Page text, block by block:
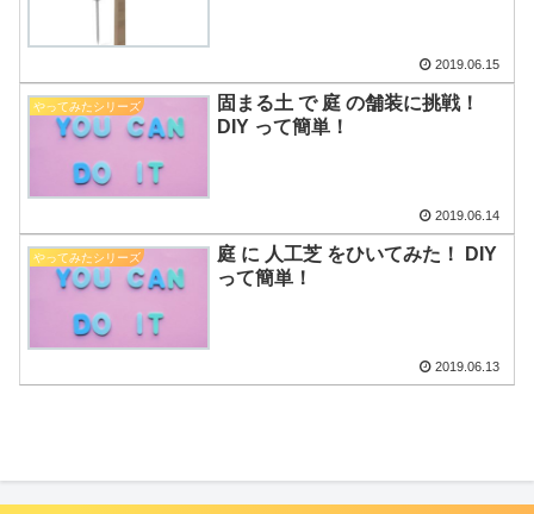
2019.06.15
やってみたシリーズ
固まる土 で 庭 の舗装に挑戦！
DIY って簡単！
2019.06.14
やってみたシリーズ
庭 に 人工芝 をひいてみた！ DIY
って簡単！
2019.06.13